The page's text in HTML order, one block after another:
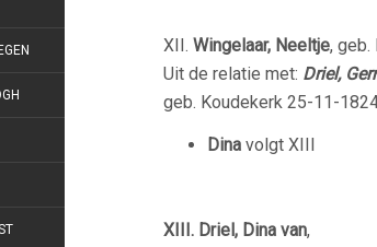
XII. Wingelaar, Neeltje,
Uit de relatie met: Driel,
geb. Koudekerk 25-11-
Dina volgt XIII
XIII. Driel, Dina van,